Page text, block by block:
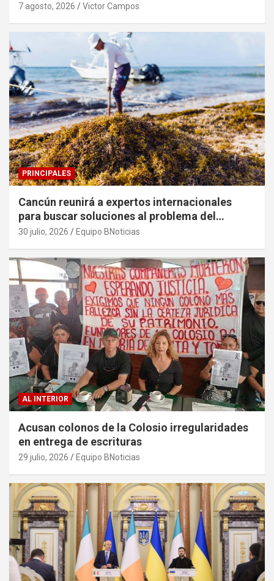
7 agosto, 2026 Victor Campos
PRINCIPALES
Cancún reunirá a expertos internacionales
para buscar soluciones al problema del
sargazo
30 julio, 2026 Equipo BNoticias
AL INTERIOR
Acusan colonos de la Colosio irregularidades
en entrega de escrituras
29 julio, 2026 Equipo BNoticias